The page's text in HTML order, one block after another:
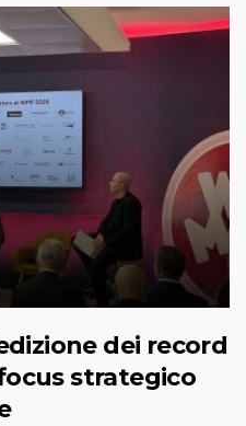
dei record
strategico